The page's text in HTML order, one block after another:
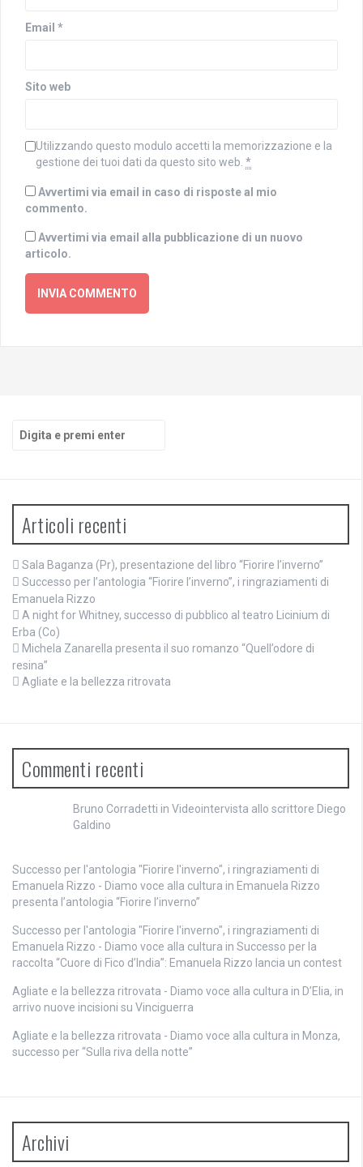
n
e
)
Email *
Sito web
Utilizzando questo modulo accetti la memorizzazione e la
gestione dei tuoi dati da questo sito web. *
Avvertimi via email in caso di risposte al mio
commento.
Avvertimi via email alla pubblicazione di un nuovo
articolo.
Articoli recenti
Sala Baganza (Pr), presentazione del libro “Fiorire l’inverno”
Successo per l’antologia “Fiorire l’inverno”, i ringraziamenti di
Emanuela Rizzo
A night for Whitney, successo di pubblico al teatro Licinium di
Erba (Co)
Michela Zanarella presenta il suo romanzo “Quell’odore di
resina”
Agliate e la bellezza ritrovata
Commenti recenti
Bruno Corradetti in Videointervista allo scrittore Diego
Galdino
Successo per l'antologia "Fiorire l'inverno", i ringraziamenti di
Emanuela Rizzo - Diamo voce alla cultura in Emanuela Rizzo
presenta l’antologia “Fiorire l’inverno”
Successo per l'antologia "Fiorire l'inverno", i ringraziamenti di
Emanuela Rizzo - Diamo voce alla cultura in Successo per la
raccolta “Cuore di Fico d’India”: Emanuela Rizzo lancia un contest
Agliate e la bellezza ritrovata - Diamo voce alla cultura in D’Elia, in
arrivo nuove incisioni su Vinciguerra
Agliate e la bellezza ritrovata - Diamo voce alla cultura in Monza,
successo per “Sulla riva della notte”
Archivi